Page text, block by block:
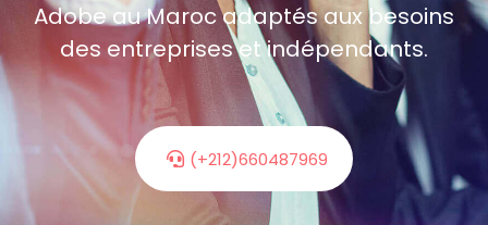
Adobe au Maroc adaptés aux besoins
des entreprises et indépendants.
(+212)660487969